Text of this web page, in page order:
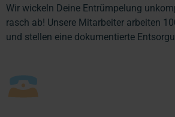
Wir wickeln Deine Entrümpelung
rasch ab! Unsere Mitarbeiter arbeiten
und stellen eine dokumentierte